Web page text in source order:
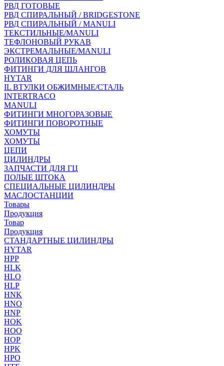
РВД ГОТОВЫЕ
РВД СПИРАЛЬНЫЙ / BRIDGESTONE
РВД СПИРАЛЬНЫЙ / MANULI
ТЕКСТИЛЬНЫЕ/MANULI
ТЕФЛОНОВЫЙ РУКАВ
ЭКСТРЕМАЛЬНЫЕ/MANULI
РОЛИКОВАЯ ЦЕПЬ
ФИТИНГИ ДЛЯ ШЛАНГОВ
HYTAR
IL ВТУЛКИ ОБЖИМНЫЕ/СТАЛЬ
INTERTRACO
MANULI
ФИТИНГИ МНОГОРАЗОВЫЕ
ФИТИНГИ ПОВОРОТНЫЕ
ХОМУТЫ
ХОМУТЫ
ЦЕПИ
ЦИЛИНДРЫ
ЗАПЧАСТИ ДЛЯ ГЦ
ПОЛЫЕ ШТОКА
СПЕЦИАЛЬНЫЕ ЦИЛИНДРЫ
МАСЛОСТАНЦИИ
Товары
Продукция
Товар
Продукция
СТАНДАРТНЫЕ ЦИЛИНДРЫ
HYTAR
HPP
HLK
HLO
HLP
HNK
HNO
HNP
HOK
HOO
HOP
HPK
HPO